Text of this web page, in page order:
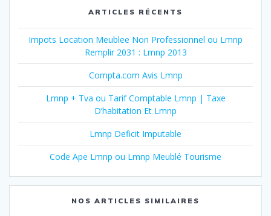
ARTICLES RÉCENTS
Impots Location Meublee Non Professionnel ou Lmnp
Remplir 2031 : Lmnp 2013
Compta.com Avis Lmnp
Lmnp + Tva ou Tarif Comptable Lmnp | Taxe
D’habitation Et Lmnp
Lmnp Deficit Imputable
Code Ape Lmnp ou Lmnp Meublé Tourisme
NOS ARTICLES SIMILAIRES